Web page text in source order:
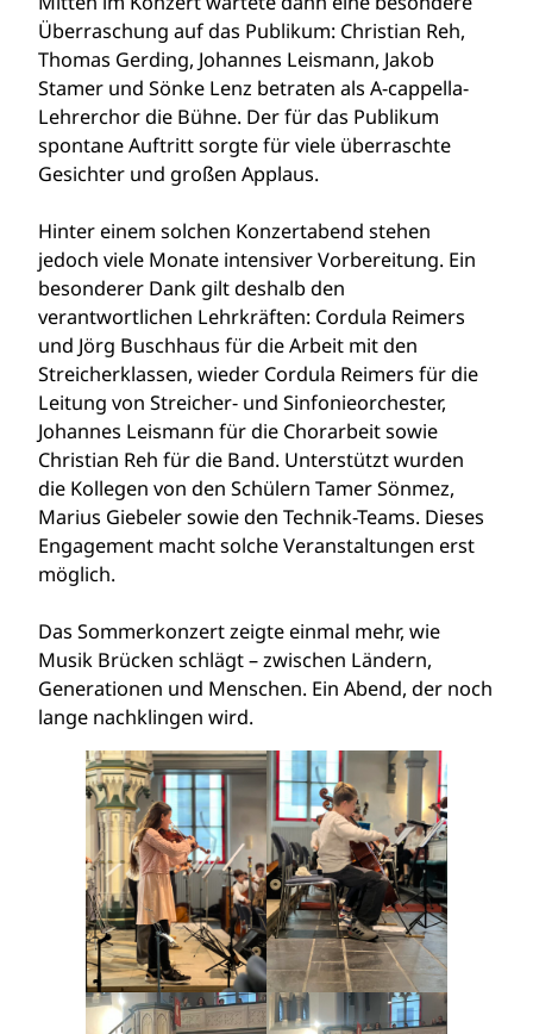
Überraschung auf das Publikum: Christian Reh,
Thomas Gerding, Johannes Leismann, Jakob
Stamer und Sönke Lenz betraten als A-cappella-
Lehrerchor die Bühne. Der für das Publikum
spontane Auftritt sorgte für viele überraschte
Gesichter und großen Applaus.
Hinter einem solchen Konzertabend stehen
jedoch viele Monate intensiver Vorbereitung. Ein
besonderer Dank gilt deshalb den
verantwortlichen Lehrkräften: Cordula Reimers
und Jörg Buschhaus für die Arbeit mit den
Streicherklassen, wieder Cordula Reimers für die
Leitung von Streicher- und Sinfonieorchester,
Johannes Leismann für die Chorarbeit sowie
Christian Reh für die Band. Unterstützt wurden
die Kollegen von den Schülern Tamer Sönmez,
Marius Giebeler sowie den Technik-Teams. Dieses
Engagement macht solche Veranstaltungen erst
möglich.
Das Sommerkonzert zeigte einmal mehr, wie
Musik Brücken schlägt – zwischen Ländern,
Generationen und Menschen. Ein Abend, der noch
lange nachklingen wird.